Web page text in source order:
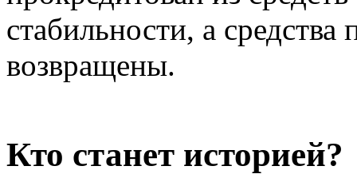
стабильности, а средства
возвращены.
Кто станет историей?